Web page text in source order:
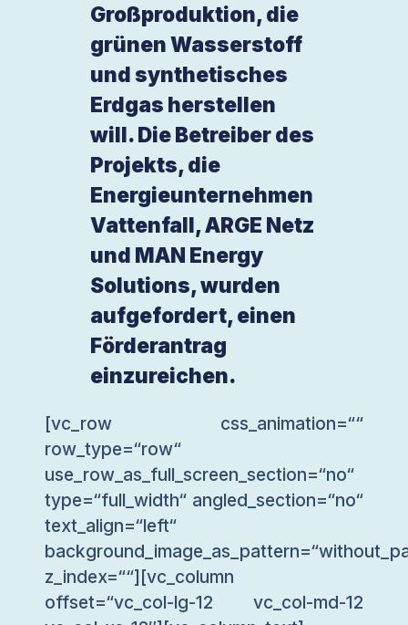
Großproduktion, die
grünen Wasserstoff
und synthetisches
Erdgas herstellen
will. Die Betreiber des
Projekts, die
Energieunternehmen
Vattenfall, ARGE Netz
und MAN Energy
Solutions, wurden
aufgefordert, einen
Förderantrag
einzureichen.
[vc_row css_animation=““
row_type=“row“
use_row_as_full_screen_section=“no“
type=“full_width“ angled_section=“no“
text_align=“left“
z_index=““][vc_column
offset=“vc_col-lg-12 vc_col-md-12